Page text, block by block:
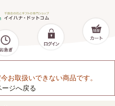
お取扱いできない商品です。
ージへ戻る